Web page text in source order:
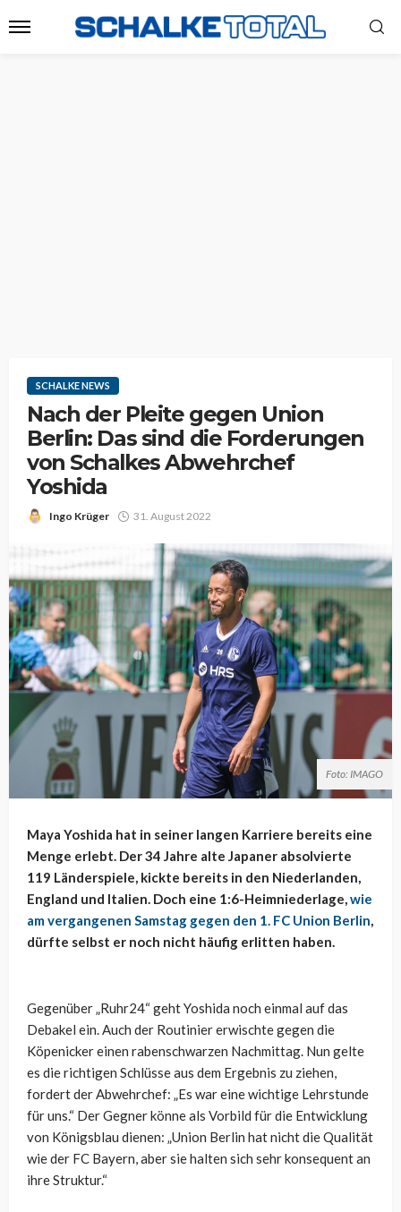
SCHALKE NEWS
Nach der Pleite gegen Union
Berlin: Das sind die Forderungen
von Schalkes Abwehrchef
Yoshida
Ingo Krüger 31. August 2022
Foto: IMAGO
Maya Yoshida hat in seiner langen Karriere bereits eine
Menge erlebt. Der 34 Jahre alte Japaner absolvierte
119 Länderspiele, kickte bereits in den Niederlanden,
England und Italien. Doch eine 1:6-Heimniederlage,wie
am vergangenen Samstag gegen den 1. FC Union Berlin,
dürfte selbst er noch nicht häufig erlitten haben.
Gegenüber „Ruhr24“ geht Yoshida noch einmal auf das
Debakel ein. Auch der Routinier erwischte gegen die
Köpenicker einen rabenschwarzen Nachmittag. Nun gelte
es die richtigen Schlüsse aus dem Ergebnis zu ziehen,
fordert der Abwehrchef: „Es war eine wichtige Lehrstunde
für uns.“ Der Gegner könne als Vorbild für die Entwicklung
von Königsblau dienen: „Union Berlin hat nicht die Qualität
wie der FC Bayern, aber sie halten sich sehr konsequent an
ihre Struktur.“